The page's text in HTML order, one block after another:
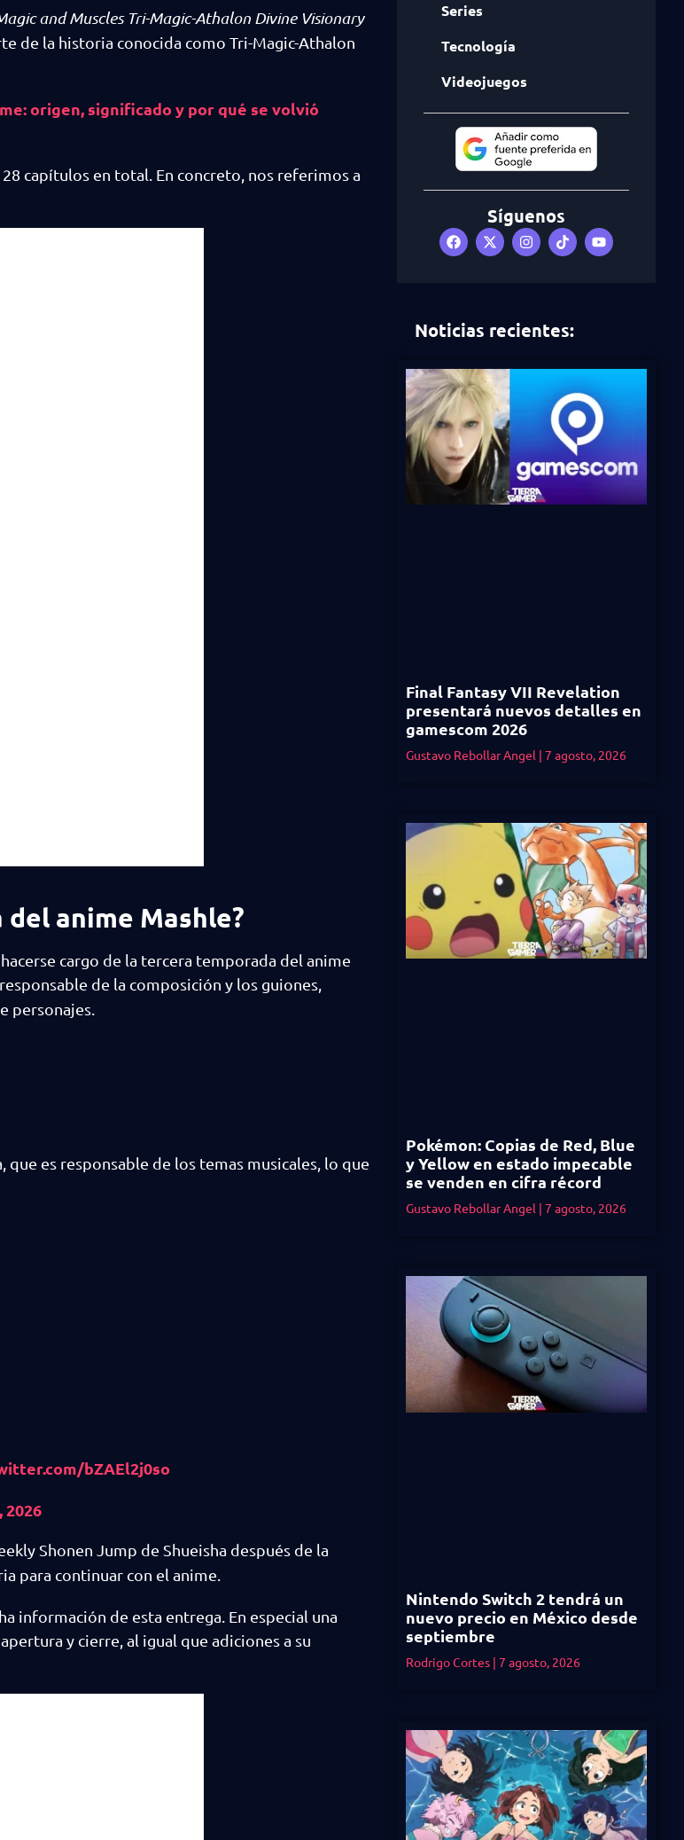
and Muscles Tri-Magic-Athalon Divine Visionary
de la historia conocida como Tri-Magic-Athalon
origen, significado y por qué se volvió
capítulos en total. En concreto, nos referimos a
anime Mashle?
cargo de la tercera temporada del anime
de la composición y los guiones,
personajes.
es responsable de los temas musicales, lo que
bZAEl2j0so
2026
Shonen Jump de Shueisha después de la
para continuar con el anime.
información de esta entrega. En especial una
y cierre, al igual que adiciones a su
Series
Tecnología
Videojuegos
Síguenos
Noticias recientes:
Final Fantasy VII Revelation
presentará nuevos detalles en
gamescom 2026
Gustavo Rebollar Angel 7 agosto, 2026
Pokémon: Copias de Red, Blue
y Yellow en estado impecable
se venden en cifra récord
Gustavo Rebollar Angel 7 agosto, 2026
Nintendo Switch 2 tendrá un
nuevo precio en México desde
septiembre
Rodrigo Cortes 7 agosto, 2026